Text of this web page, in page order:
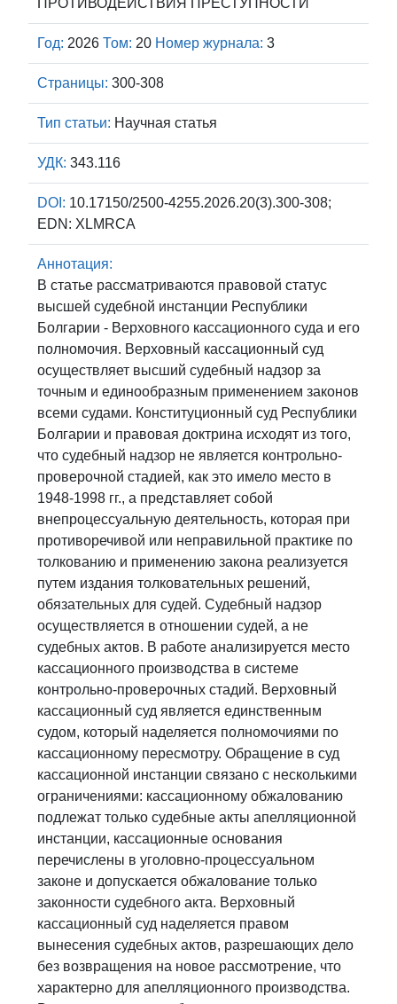
ПРОТИВОДЕЙСТВИЯ ПРЕСТУПНОСТИ
Год: 2026 Том: 20 Номер журнала: 3
Страницы: 300-308
Тип статьи: Научная статья
УДК: 343.116
DOI: 10.17150/2500-4255.2026.20(3).300-308;
EDN: XLMRCA
Аннотация:
В статье рассматриваются правовой статус
высшей судебной инстанции Республики
Болгарии - Верховного кассационного суда и его
полномочия. Верховный кассационный суд
осуществляет высший судебный надзор за
точным и единообразным применением законов
всеми судами. Конституционный суд Республики
Болгарии и правовая доктрина исходят из того,
что судебный надзор не является контрольно-
проверочной стадией, как это имело место в
1948-1998 гг., а представляет собой
внепроцессуальную деятельность, которая при
противоречивой или неправильной практике по
толкованию и применению закона реализуется
путем издания толковательных решений,
обязательных для судей. Судебный надзор
осуществляется в отношении судей, а не
судебных актов. В работе анализируется место
кассационного производства в системе
контрольно-проверочных стадий. Верховный
кассационный суд является единственным
судом, который наделяется полномочиями по
кассационному пересмотру. Обращение в суд
кассационной инстанции связано с несколькими
ограничениями: кассационному обжалованию
подлежат только судебные акты апелляционной
инстанции, кассационные основания
перечислены в уголовно-процессуальном
законе и допускается обжалование только
законности судебного акта. Верховный
кассационный суд наделяется правом
вынесения судебных актов, разрешающих дело
без возвращения на новое рассмотрение, что
характерно для апелляционного производства.